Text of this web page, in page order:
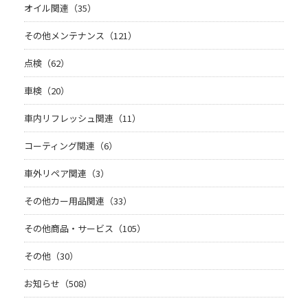
オイル関連（35）
その他メンテナンス（121）
点検（62）
車検（20）
車内リフレッシュ関連（11）
コーティング関連（6）
車外リペア関連（3）
その他カー用品関連（33）
その他商品・サービス（105）
その他（30）
お知らせ（508）